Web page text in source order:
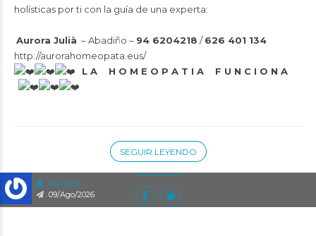
Aurora
09/Ago/2026
holísticas por ti con la guía de una experta:
Aurora Julià – Abadiño – 94 6204218 /626 401 134
http://aurorahomeopata.eus/
L A H O M E O P A T I A F U N C I O N A
SEGUIR LEYENDO